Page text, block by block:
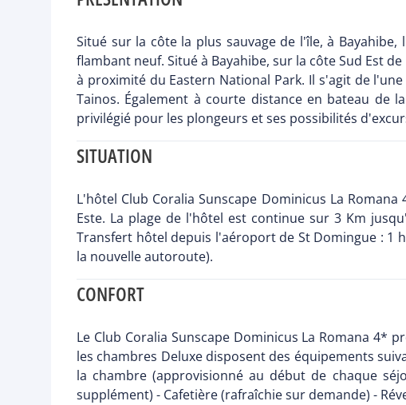
Situé sur la côte la plus sauvage de l'île, à
flambant neuf. Situé à Bayahibe, sur la côte Sud Est
à proximité du Eastern National Park. Il s'agit de
Tainos. Également à courte distance en bateau de
privilégié pour les plongeurs et ses possibilités
SITUATION
L'hôtel Club Coralia Sunscape Dominicus La
Este. La plage de l'hôtel est continue sur 3 Km
Transfert hôtel depuis l'aéroport de St Domingue : 1
la nouvelle autoroute).
CONFORT
Le Club Coralia Sunscape Dominicus La Romana 4*
les chambres Deluxe disposent des équipements
la chambre (approvisionné au début de chaque
supplément) - Cafetière (rafraîchie sur demande) -